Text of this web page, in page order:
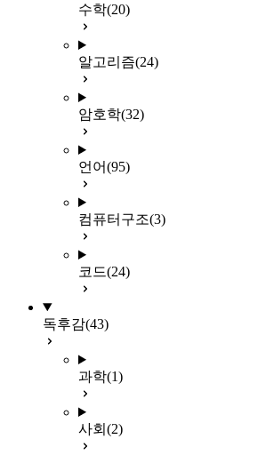
수학(20)
알고리즘(24)
암호학(32)
언어(95)
컴퓨터구조(3)
코드(24)
독후감(43)
과학(1)
사회 (2)